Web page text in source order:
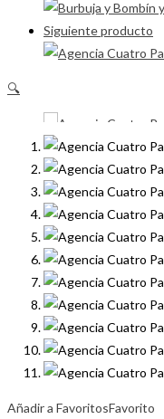
Siguiente producto
🔍
Añadir a FavoritosFavorito